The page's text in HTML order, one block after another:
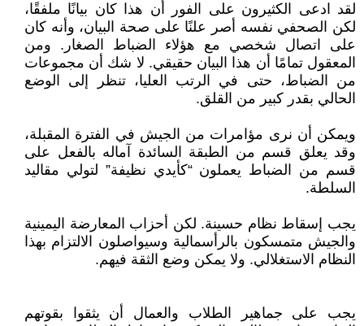
لقد ادعى الكثيرون على الفور أن هذا كان بيانًا ملفقًا،
لكن الصحفي نفسه أصر علنًا على صحة البيان، وأنه كان
على اتصال شخصي مع هؤلاء الضباط الصغار. ومن
المعقول تمامًا أن هذا البيان حقيقي. لا شك أن مجموعات
من الضباط، حتى في الرتب العليا، تنظر إلى الوضع
الحالي بقدر كبير من القلق.
ويمكن أن نرى مؤامرات من الجيش في الفترة المقبلة،
وقد يعلق قسم من الطبقة السائدة آماله بالفعل على
قسم من الضباط يعملون “كأيدي نظيفة” لتولي مقاليد
السلطة.
يجب إسقاط نظام حسينة. لكن أحزاب المعارضة اليمينية
والجيش متمسكون بالرأسمالية وسيواصلون الالتزام بهذا
النظام الاستغلالي. ولا يمكن وضع الثقة فيهم.
يجب على جماهير الطلاب والعمال أن يثقوا بقوتهم